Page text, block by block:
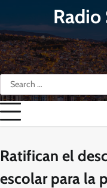
content
Radio
Search
for:
Ratifican el
escolar para la